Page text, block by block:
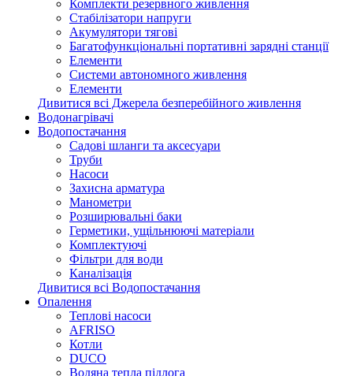
Комплекти резервного живлення
Стабілізатори напруги
Акумулятори тягові
Багатофункціональні портативні зарядні станції
Елементи
Системи автономного живлення
Елементи
Дивитися всі Джерела безперебійного живлення
Водонагрівачі
Водопостачання
Садові шланги та аксесуари
Труби
Насоси
Захисна арматура
Манометри
Розширювальні баки
Герметики, ущільнюючі матеріали
Комплектуючі
Фільтри для води
Каналізація
Дивитися всі Водопостачання
Опалення
Теплові насоси
AFRISO
Котли
DUCO
Водяна тепла підлога